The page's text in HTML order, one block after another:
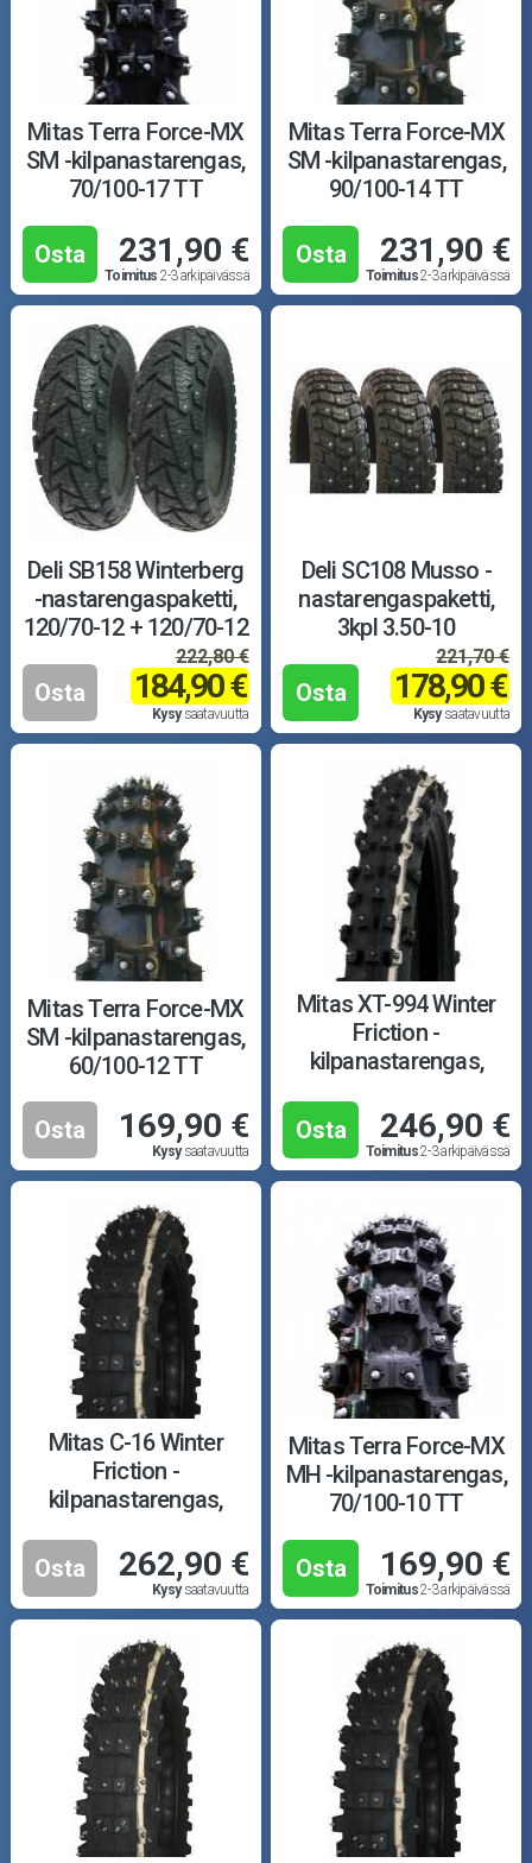
Ajovarusteet
Nastarenkaat
Renkaat ja vanteet
Öljyt ja kemikaalit
Työkalut
Outlet-tuotteet
Mitas Terra Force-MX
SM -kilpanastarengas,
70/100-17 TT
Osta 231,90 €
Toimitus 2-3 arkipäivässä
Mitas Terra Force-MX
SM -kilpanastarengas,
90/100-14 TT
Osta 231,90 €
Toimitus2-3 arkipäivässä
Deli SB158 Winterberg
-nastarengaspaketti,
120/70-12 + 120/70-12
Osta
222,80 €
184,90 €
Kysysaatavuutta
Deli SC108 Musso -
nastarengaspaketti,
3kpl 3.50-10
Osta
221,70 €
178,90 €
Kysysaatavuutta
Mitas Terra Force-MX
SM -kilpanastarengas,
60/100-12 TT
Osta 169,90 €
Kysysaatavuutta
Mitas XT-994 Winter
Friction -
kilpanastarengas,
Osta
246,90 €
Toimitus2-3 arkipäivässä
Mitas C-16 Winter
Friction -
kilpanastarengas,
Osta
262,90 €
Kysysaatavuutta
Mitas Terra Force-MX
MH -kilpanastarengas,
70/100-10 TT
Osta 169,90 €
Toimitus2-3 arkipäivässä